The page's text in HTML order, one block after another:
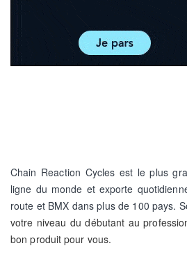
Chain Reaction Cycles est le plus
ligne du monde et exporte
route et BMX dans plus de 100 pays.
votre niveau du débutant au
bon produit pour vous.